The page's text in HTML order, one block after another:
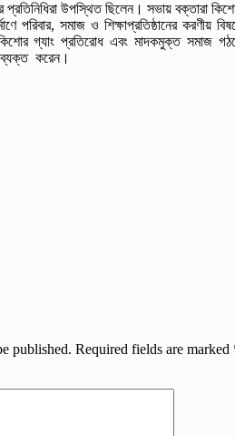
উপস্থিত ছিলেন। সভায় বক্তারা
পরিবার, সমাজ ও শিক্ষাপ্রতিষ্ঠানের করণীয়
গ্যাং প্রতিরোধ এবং মাদকমুক্ত সমাজ
করেন।
published. Required fields are marked